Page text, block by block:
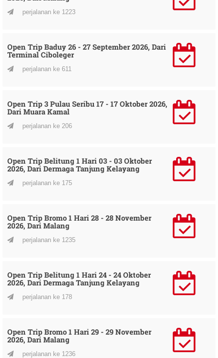
perjalanan ke 1223
Open Trip Baduy 26 - 27 September 2026, Dari
Terminal Ciboleger
perjalanan ke 611
Open Trip 3 Pulau Seribu 17 - 17 Oktober 2026,
Dari Muara Kamal
perjalanan ke 206
Open Trip Belitung 1 Hari 03 - 03 Oktober
2026, Dari Dermaga Tanjung Kelayang
perjalanan ke 175
Open Trip Bromo 1 Hari 28 - 28 November
2026, Dari Malang
perjalanan ke 1235
Open Trip Belitung 1 Hari 24 - 24 Oktober
2026, Dari Dermaga Tanjung Kelayang
perjalanan ke 178
Open Trip Bromo 1 Hari 29 - 29 November
2026, Dari Malang
perjalanan ke 1236